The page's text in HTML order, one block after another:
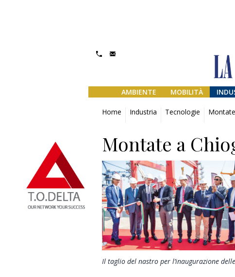
AMBIENTE MOBILITÀ
Home Industria Tecnologie
Montate a
Il taglio del nastro per l’inaugurazione